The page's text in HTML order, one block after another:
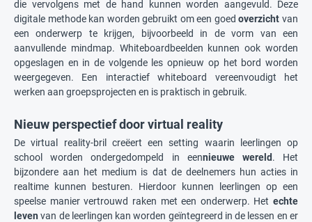
die vervolgens met de hand kunnen worden aangevuld. Deze
digitale methode kan worden gebruikt om een goedoverzicht van
een onderwerp te krijgen, bijvoorbeeld in de vorm van een
aanvullende mindmap. Whiteboardbeelden kunnen ook worden
opgeslagen en in de volgende les opnieuw op het bord worden
weergegeven. Een interactief whiteboard vereenvoudigt het
werken aan groepsprojecten en is praktisch in gebruik.
Nieuw perspectief door virtual reality
De virtual reality-bril creëert een setting waarin leerlingen op
school worden ondergedompeld in eennieuwe wereld. Het
bijzondere aan het medium is dat de deelnemers hun acties in
realtime kunnen besturen. Hierdoor kunnen leerlingen op een
speelse manier vertrouwd raken met een onderwerp. Het echte
leven van de leerlingen kan worden geïntegreerd in de lessen en er